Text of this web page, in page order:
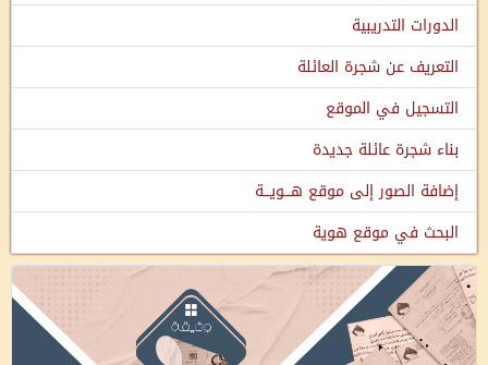
الدورات التدريبية
التعريف عن شجرة العائلة
التسجيل في الموقع
بناء شجرة عائلة جديدة
إضافة الصور إلى موقع هـــويـــة
البحث في موقع هوية